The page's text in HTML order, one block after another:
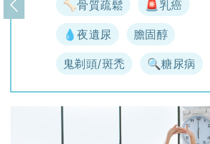
🦴骨質疏鬆 🚨乳癌
💧夜遺尿 膽固醇
鬼剃頭/斑禿 🔍糖尿病
上一頁